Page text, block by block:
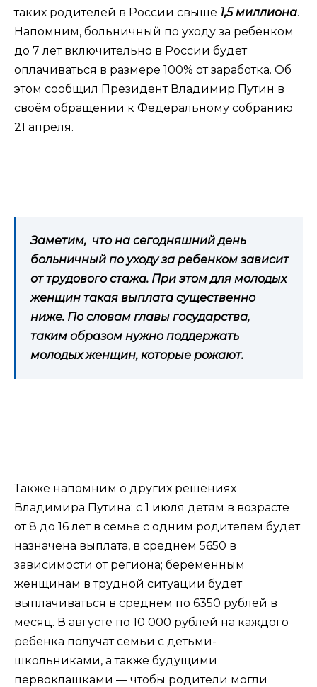
таких родителей в России свыше 1,5 миллиона.
Напомним, больничный по уходу за ребёнком
до 7 лет включительно в России будет
оплачиваться в размере 100% от заработка. Об
этом сообщил Президент Владимир Путин в
своём обращении к Федеральному собранию
21 апреля.
Заметим, что на сегодняшний день
больничный по уходу за ребенком зависит
от трудового стажа. При этом для молодых
женщин такая выплата существенно
ниже. По словам главы государства,
таким образом нужно поддержать
молодых женщин, которые рожают.
Также напомним о других решениях
Владимира Путина: с 1 июля детям в возрасте
от 8 до 16 лет в семье с одним родителем будет
назначена выплата, в среднем 5650 в
зависимости от региона; беременным
женщинам в трудной ситуации будет
выплачиваться в среднем по 6350 рублей в
месяц. В августе по 10 000 рублей на каждого
ребенка получат семьи с детьми-
школьниками, а также будущими
первоклашками — чтобы родители могли